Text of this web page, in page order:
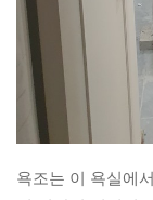
욕조는 이 욕실에